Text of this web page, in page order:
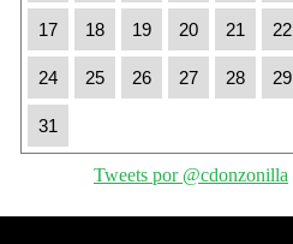
17 18 19 20 21 22
24 25 26 27 28 29
31
Tweets por @cdonzonilla